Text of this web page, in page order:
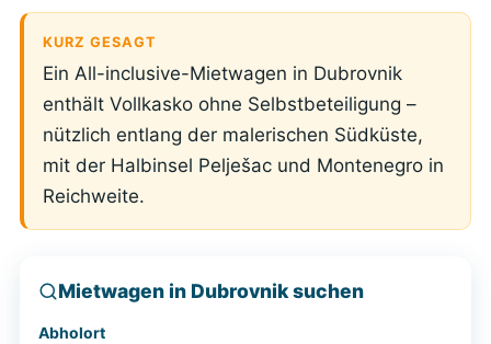
KURZ GESAGT
Ein All-inclusive-Mietwagen in Dubrovnik
enthält Vollkasko ohne Selbstbeteiligung –
nützlich entlang der malerischen Südküste,
mit der Halbinsel Pelješac und Montenegro in
Reichweite.
Mietwagen in Dubrovnik suchen
Abholort